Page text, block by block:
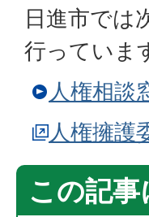
日進市では
行っていま
人権相談
人権擁護
この記